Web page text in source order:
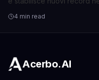
i rivali.
4 min read
Acerbo.AI